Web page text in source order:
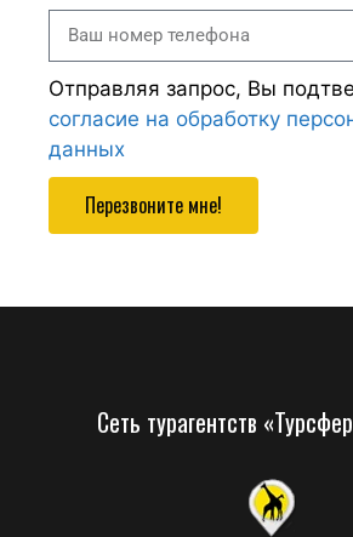
Отправляя запрос, Вы
согласие на обработку
данных
Перезвоните мне!
Сеть турагентств